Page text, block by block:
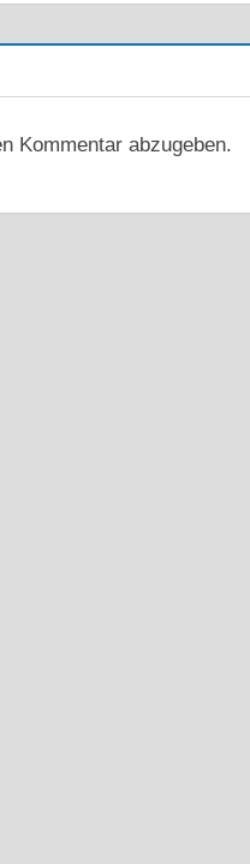
Kommentar abzugeben.